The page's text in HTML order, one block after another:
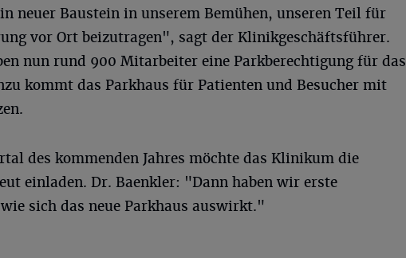
neuer Baustein in unserem Bemühen, unseren Teil für
vor Ort beizutragen", sagt der Klinikgeschäftsführer.
nun rund 900 Mitarbeiter eine Parkberechtigung für das
kommt das Parkhaus für Patienten und Besucher mit
des kommenden Jahres möchte das Klinikum die
einladen. Dr. Baenkler: "Dann haben wir erste
sich das neue Parkhaus auswirkt."